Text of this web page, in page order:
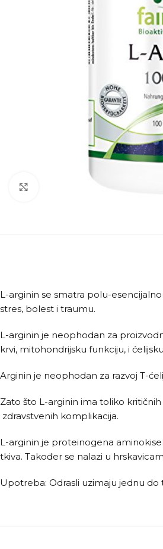
L-arginin se smatra polu-
stres, bolest i traumu.
L-arginin je neophodan za
krvi, mitohondrijsku funkciju, i
Arginin je neophodan za razvoj T-
Zato što L-arginin ima toliko
zdravstvenih komplikacija.
L-arginin je proteinogena
tkiva. Također se nalazi u
Upotreba: Odrasli uzimaju jednu